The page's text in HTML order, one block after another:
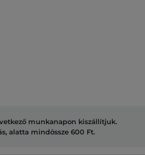
munkanapon kiszállítjuk.
alatta mindössze 600 Ft.